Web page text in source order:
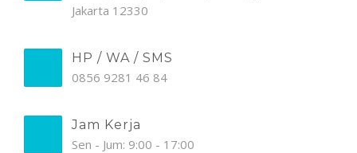
Jakarta 12330
HP / WA / SMS
0856 9281 46 84
Jam Kerja
Sen - Jum: 9:00 - 17:00